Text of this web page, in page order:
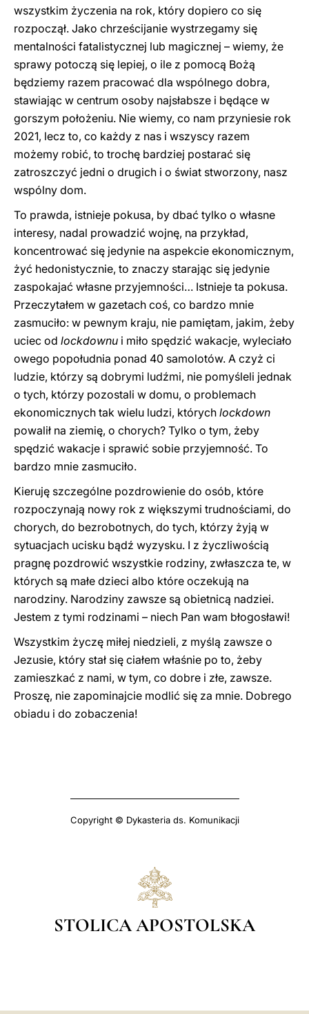
wszystkim życzenia na rok, który dopiero co się
rozpoczął. Jako chrześcijanie wystrzegamy się
mentalności fatalistycznej lub magicznej – wiemy, że
sprawy potoczą się lepiej, o ile z pomocą Bożą
będziemy razem pracować dla wspólnego dobra,
stawiając w centrum osoby najsłabsze i będące w
gorszym położeniu. Nie wiemy, co nam przyniesie rok
2021, lecz to, co każdy z nas i wszyscy razem
możemy robić, to trochę bardziej postarać się
zatroszczyć jedni o drugich i o świat stworzony, nasz
wspólny dom.
To prawda, istnieje pokusa, by dbać tylko o własne
interesy, nadal prowadzić wojnę, na przykład,
koncentrować się jedynie na aspekcie ekonomicznym,
żyć hedonistycznie, to znaczy starając się jedynie
zaspokajać własne przyjemności… Istnieje ta pokusa.
Przeczytałem w gazetach coś, co bardzo mnie
zasmuciło: w pewnym kraju, nie pamiętam, jakim, żeby
uciec od lockdownu i miło spędzić wakacje, wyleciało
owego popołudnia ponad 40 samolotów. A czyż ci
ludzie, którzy są dobrymi ludźmi, nie pomyśleli jednak
o tych, którzy pozostali w domu, o problemach
ekonomicznych tak wielu ludzi, których lockdown
powalił na ziemię, o chorych? Tylko o tym, żeby
spędzić wakacje i sprawić sobie przyjemność. To
bardzo mnie zasmuciło.
Kieruję szczególne pozdrowienie do osób, które
rozpoczynają nowy rok z większymi trudnościami, do
chorych, do bezrobotnych, do tych, którzy żyją w
sytuacjach ucisku bądź wyzysku. I z życzliwością
pragnę pozdrowić wszystkie rodziny, zwłaszcza te, w
których są małe dzieci albo które oczekują na
narodziny. Narodziny zawsze są obietnicą nadziei.
Jestem z tymi rodzinami – niech Pan wam błogosławi!
Wszystkim życzę miłej niedzieli, z myślą zawsze o
Jezusie, który stał się ciałem właśnie po to, żeby
zamieszkać z nami, w tym, co dobre i złe, zawsze.
Proszę, nie zapominajcie modlić się za mnie. Dobrego
obiadu i do zobaczenia!
Copyright © Dykasteria ds. Komunikacji
STOLICA APOSTOLSKA